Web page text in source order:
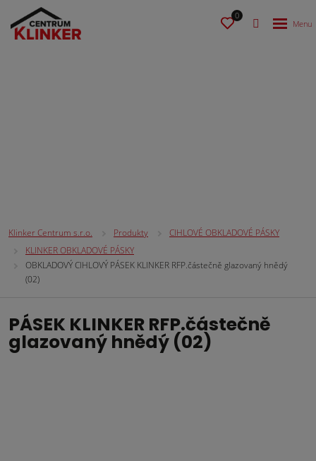
0
Klinker Centrum s.r.o. Produkty
CIHLOVÉ OBKLADOVÉ PÁSKY
KLINKER OBKLADOVÉ PÁSKY
OBKLADOVÝ CIHLOVÝ PÁSEK KLINKER RFP.částečně glazovaný hnědý
(02)
PÁSEK KLINKER RFP.částečně
glazovaný hnědý (02)